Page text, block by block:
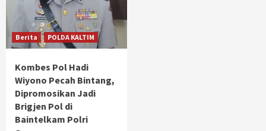
Berita POLDA KALTIM
Kombes Pol Hadi
Wiyono Pecah Bintang,
Dipromosikan Jadi
Brigjen Pol di
Baintelkam Polri